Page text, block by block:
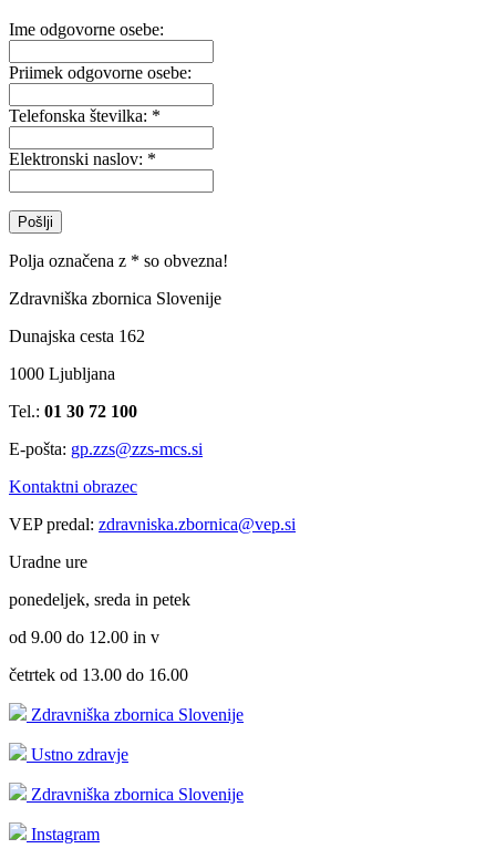
Ime odgovorne osebe:
Priimek odgovorne osebe:
Telefonska številka: *
Elektronski naslov: *
Pošlji
Polja označena z * so obvezna!
Zdravniška zbornica Slovenije
Dunajska cesta 162
1000 Ljubljana
Tel.: 01 30 72 100
E-pošta: gp.zzs@zzs-mcs.si
Kontaktni obrazec
VEP predal: zdravniska.zbornica@vep.si
Uradne ure
ponedeljek, sreda in petek
od 9.00 do 12.00 in v
četrtek od 13.00 do 16.00
Zdravniška zbornica Slovenije
Ustno zdravje
Zdravniška zbornica Slovenije
Instagram